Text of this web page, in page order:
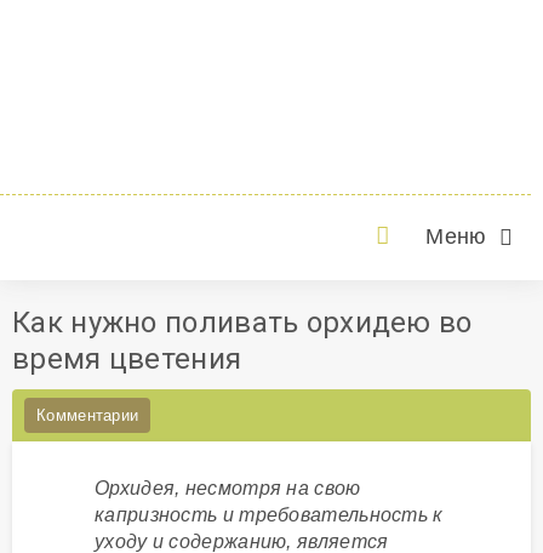
Меню
Как нужно поливать орхидею во
время цветения
Комментарии
Орхидея, несмотря на свою
капризность и требовательность к
уходу и содержанию, является